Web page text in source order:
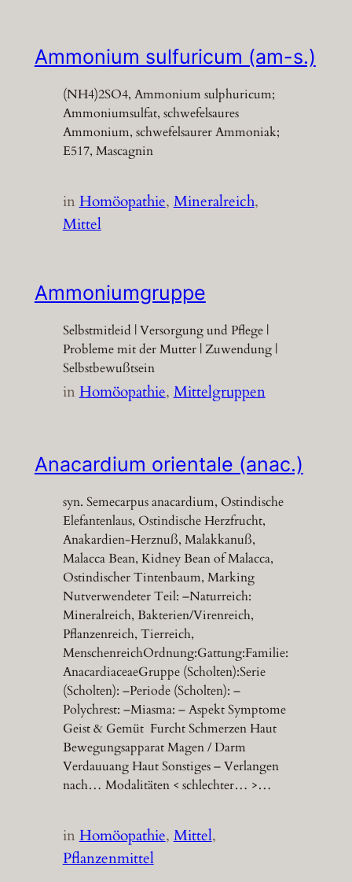
Ammonium sulfuricum (am-s.)
(NH4)2SO4, Ammonium sulphuricum;
Ammoniumsulfat, schwefelsaures
Ammonium, schwefelsaurer Ammoniak;
E517, Mascagnin
inHomöopathie, Mineralreich
Mittel
Ammoniumgruppe
Selbstmitleid | Versorgung und Pflege |
Probleme mit der Mutter | Zuwendung |
Selbstbewußtsein
inHomöopathie, Mittelgruppen
Anacardium orientale (anac.)
syn. Semecarpus anacardium, Ostindische
Elefantenlaus, Ostindische Herzfrucht,
Anakardien-Herznuß, Malakkanuß,
Malacca Bean, Kidney Bean of Malacca,
Ostindischer Tintenbaum, Marking
Nutverwendeter Teil: –Naturreich:
Mineralreich, Bakterien/Virenreich,
Pflanzenreich, Tierreich,
MenschenreichOrdnung:Gattung:Familie:
AnacardiaceaeGruppe (Scholten):Serie
(Scholten): –Periode (Scholten): –
Polychrest: –Miasma: – Aspekt Symptome
Geist & Gemüt Furcht Schmerzen Haut
Bewegungsapparat Magen / Darm
Verdauuang Haut Sonstiges – Verlangen
nach… Modalitäten < schlechter… >…
inHomöopathie, Mittel
Pflanzenmittel